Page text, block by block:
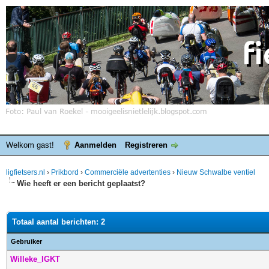
Welkom gast! Aanmelden Registreren
ligfietsers.nl › Prikbord › Commerciële advertenties › Nieuw Schwalbe ventiel
Wie heeft er een bericht geplaatst?
Totaal aantal berichten: 2
Gebruiker
Willeke_IGKT